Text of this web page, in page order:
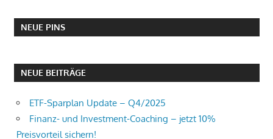
NEUE PINS
NEUE BEITRÄGE
ETF-Sparplan Update – Q4/2025
Finanz- und Investment-Coaching – jetzt 10%
Preisvorteil sichern!